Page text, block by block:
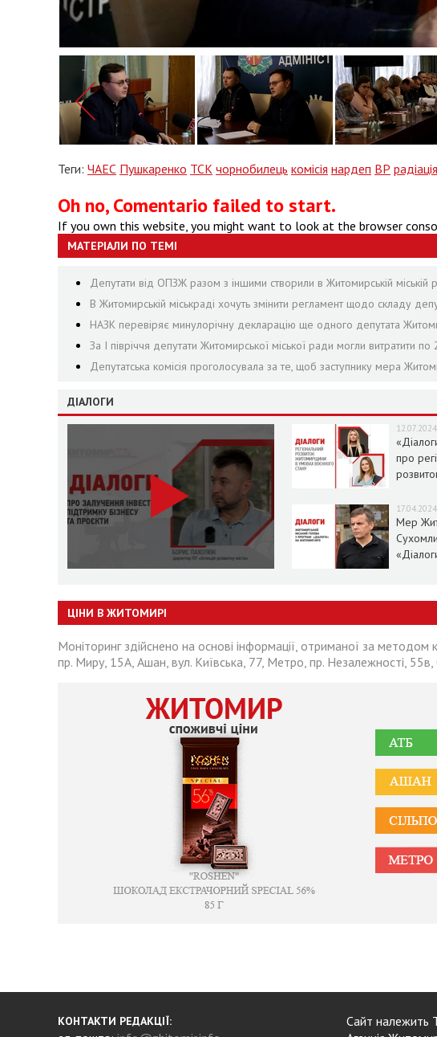
Теги: ЧАЕС Пушкаренко ТСК чорнобилець комісія нардеп ВР радіація
Oh no, Comentario failed to start.
If you own this website, you might want to look at the browser
МАТЕРІАЛИ ПО ТЕМІ
Депутати від ОПЗЖ разом з іншими створили в Житомирській міській
В Житомирській міськраді хочуть змінити регламент щодо складу
НАЗК перевіряє минулорічну декларацію ще одного депутата
За І півріччя депутати Житомирської міської ради могли витратити
Депутатська комісія проголосувала за те, щоб заступнику мера
ДІАЛОГИ
про
Мер
ЦІНИ В ЖИТОМИРІ
Моніторинг здійснено на основі інформації, отриманої за
пр. Миру, 15А, Ашан, вул. Київська, 77, Метро, пр. Незалежності, 55в,
КОНТАКТИ РЕДАКЦІЇ:
Сайт належить